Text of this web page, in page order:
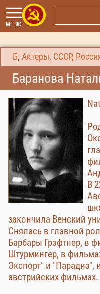
МЕНЮ
Б, Актеры, СССР,
Баранова
В
закончила Венский
Снялась в главной
Барбары Грэфтнер, в
Штурмингер, в
Экспорт" и "Парадиз",
австрийских фильмах.